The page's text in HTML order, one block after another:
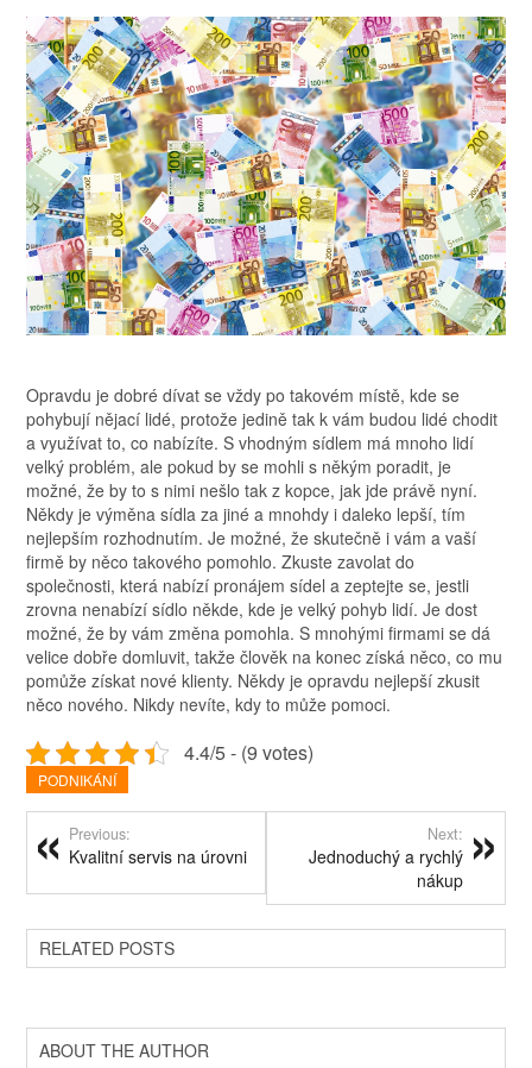
Opravdu je dobré dívat se vždy po takovém místě, kde se
pohybují nějací lidé, protože jedině tak k vám budou lidé chodit
a využívat to, co nabízíte. S vhodným sídlem má mnoho lidí
velký problém, ale pokud by se mohli s někým poradit, je
možné, že by to s nimi nešlo tak z kopce, jak jde právě nyní.
Někdy je výměna sídla za jiné a mnohdy i daleko lepší, tím
nejlepším rozhodnutím. Je možné, že skutečně i vám a vaší
firmě by něco takového pomohlo. Zkuste zavolat do
společnosti, která nabízí pronájem sídel a zeptejte se, jestli
zrovna nenabízí sídlo někde, kde je velký pohyb lidí. Je dost
možné, že by vám změna pomohla. S mnohými firmami se dá
velice dobře domluvit, takže člověk na konec získá něco, co mu
pomůže získat nové klienty. Někdy je opravdu nejlepší zkusit
něco nového. Nikdy nevíte, kdy to může pomoci.
4.4/5 - (9 votes)
PODNIKÁNÍ
Previous:
Kvalitní servis na úrovni
Next:
Jednoduchý a rychlý
nákup
RELATED POSTS
ABOUT THE AUTHOR